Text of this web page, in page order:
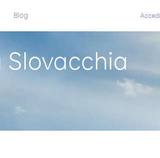
Blog Accedi